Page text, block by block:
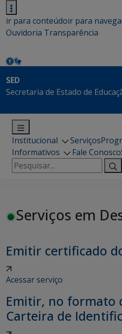
ir para conteúdoir para
Ouvidoria Transparência
SED
Secretaria de Estado de
Institucional Serviços
Informativos
Fale Conosco
Pesquisar
por:
Serviços em
Emitir certificado
Acessar serviço
Emitir, no formato
Carteira de